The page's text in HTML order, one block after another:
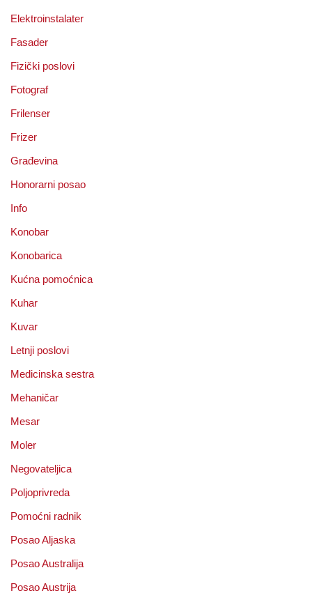
Elektroinstalater
Fasader
Fizički poslovi
Fotograf
Frilenser
Frizer
Građevina
Honorarni posao
Info
Konobar
Konobarica
Kućna pomoćnica
Kuhar
Kuvar
Letnji poslovi
Medicinska sestra
Mehaničar
Mesar
Moler
Negovateljica
Poljoprivreda
Pomoćni radnik
Posao Aljaska
Posao Australija
Posao Austrija